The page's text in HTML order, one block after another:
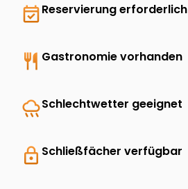
event_availableReservierung erforderlich
restaurant Gastronomie vorhanden
rainySchlechtwetter geeignet
lock Schließfächer verfügbar